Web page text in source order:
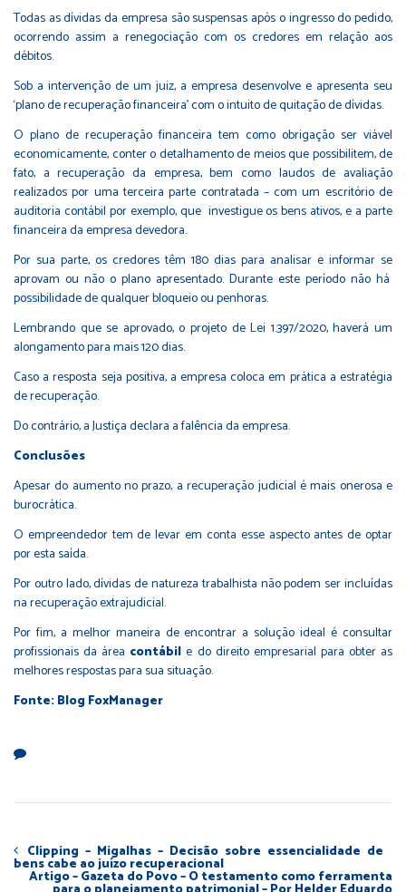
Todas as dívidas da empresa são suspensas após o ingresso do pedido,
ocorrendo assim a renegociação com os credores em relação aos
débitos.
Sob a intervenção de um juiz, a empresa desenvolve e apresenta seu
‘plano de recuperação financeira’ com o intuito de quitação de dívidas.
O plano de recuperação financeira tem como obrigação ser viável
economicamente, conter o detalhamento de meios que possibilitem, de
fato, a recuperação da empresa, bem como laudos de avaliação
realizados por uma terceira parte contratada – com um escritório de
auditoria contábil por exemplo, que investigue os bens ativos, e a parte
financeira da empresa devedora.
Por sua parte, os credores têm 180 dias para analisar e informar se
aprovam ou não o plano apresentado. Durante este período não há
possibilidade de qualquer bloqueio ou penhoras.
Lembrando que se aprovado, o projeto de Lei 1.397/2020, haverá um
alongamento para mais 120 dias.
Caso a resposta seja positiva, a empresa coloca em prática a estratégia
de recuperação.
Do contrário, a Justiça declara a falência da empresa.
Conclusões
Apesar do aumento no prazo, a recuperação judicial é mais onerosa e
burocrática.
O empreendedor tem de levar em conta esse aspecto antes de optar
por esta saída.
Por outro lado, dívidas de natureza trabalhista não podem ser incluídas
na recuperação extrajudicial.
Por fim, a melhor maneira de encontrar a solução ideal é consultar
profissionais da área contábil e do direito empresarial para obter as
melhores respostas para sua situação.
Fonte: Blog FoxManager
Clipping – Migalhas – Decisão sobre essencialidade de
bens cabe ao juízo recuperacional
Artigo – Gazeta do Povo – O testamento como ferramenta